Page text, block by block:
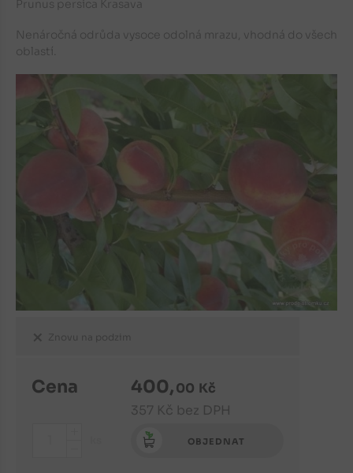
Prunus persica Krasava
Nenáročná odrůda vysoce odolná mrazu, vhodná do všech
oblastí.
Znovu na podzim
Cena 400,00 Kč
357 Kč bez DPH
OBJEDNAT